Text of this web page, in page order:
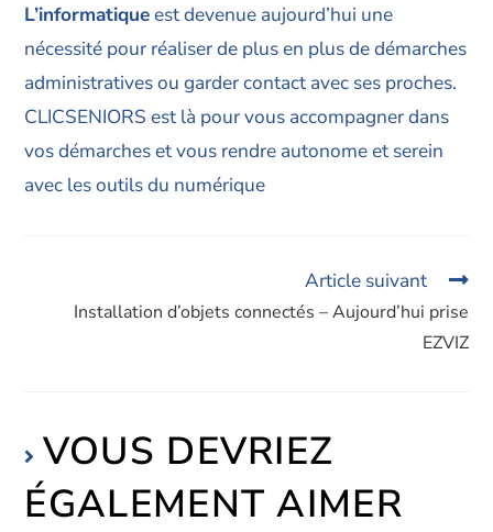
L’informatiqueest devenue aujourd’hui une
nécessité pour réaliser de plus en plus de démarches
administratives ou garder contact avec ses proches.
CLICSENIORS est là pour vous accompagner dans
vos démarches et vous rendre autonome et serein
avec les outils du numérique
Article suivant
Installation d’objets connectés – Aujourd’hui prise
EZVIZ
VOUS DEVRIEZ
ÉGALEMENT AIMER